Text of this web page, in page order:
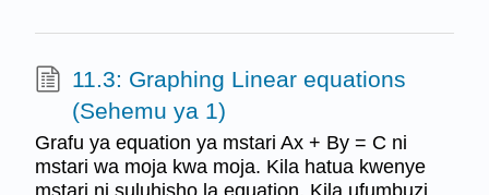
11.3: Graphing Linear equations
(Sehemu ya 1)
Grafu ya equation ya mstari Ax + By = C ni
mstari wa moja kwa moja. Kila hatua kwenye